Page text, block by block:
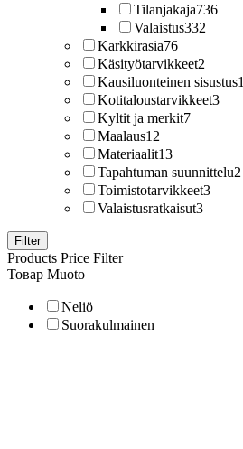
Tilanjakaja736
Valaistus332
Karkkirasia76
Käsityötarvikkeet2
Kausiluonteinen sisustus1
Kotitaloustarvikkeet3
Kyltit ja merkit7
Maalaus12
Materiaalit13
Tapahtuman suunnittelu2
Toimistotarvikkeet3
Valaistusratkaisut3
Filter
Products Price Filter
Товар Muoto
Neliö
Suorakulmainen